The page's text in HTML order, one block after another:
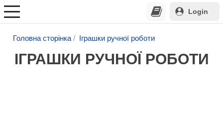
Login
Головна сторінка Іграшки ручної роботи
ІГРАШКИ РУЧНОЇ РОБОТИ